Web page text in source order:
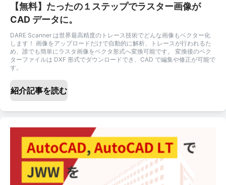
【無料】たったの１ステップでラスター画像が
CAD データに。
DARE Scanner は世界最高精度のトレース技術でどんな画像もベクター化
します！ 画像をアップロードだけで自動的に解析、トレースが行われるた
め、誰でも簡単にラスタ画像をベクタ形式へ変換可能です。 変換後のベク
ターファイルは DXF 形式でダウンロードでき、CAD で編集や修正が可能で
す。
紹介記事を読む